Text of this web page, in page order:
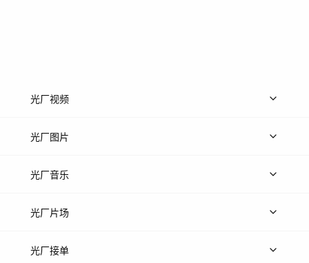
光厂视频
上传视频
光厂图片
上传图片
光厂音乐
热门音乐
光厂片场
上传案例
光厂接单